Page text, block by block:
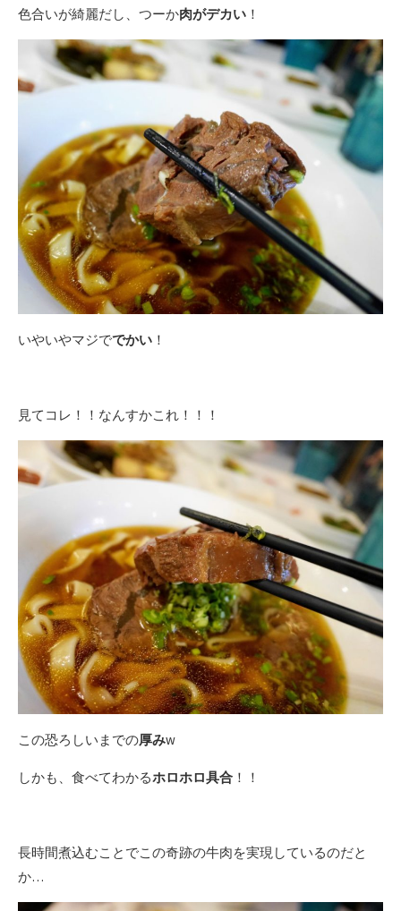
色合いが綺麗だし、つーか肉がデカい ！
いやいやマジででかい ！
見てコレ！！なんすかこれ！！！
この恐ろしいまでの厚みw
しかも、食べてわかるホロホロ具合 ！！
長時間煮込むことでこの奇跡の牛肉を実現しているのだと
か…